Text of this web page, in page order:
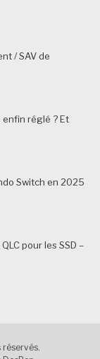
/ SAV de
enfin réglé ? Et
Switch en 2025
pour les SSD –
réservés.